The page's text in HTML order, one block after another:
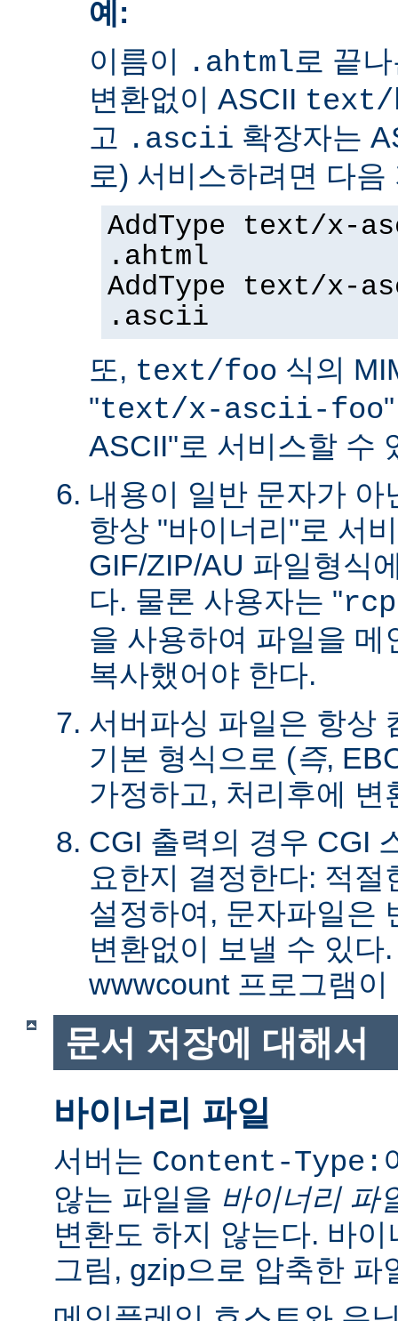
예:
이름이 .ahtml로 끝
변환없이 ASCII text/
고 .ascii 확장자는
로) 서비스하려면 다
AddType text/x-
.ahtml
AddType text/x-
.ascii
또, text/foo 식의
"text/x-ascii-foo
ASCII"로 서비스할 수
내용이 일반 문자가 아
항상 "바이너리"로 서
GIF/ZIP/AU 파일형식
다. 물론 사용자는 "
을 사용하여 파일을 메
복사했어야 한다.
서버파싱 파일은 항상
기본 형식으로 (즉,
가정하고, 처리후에 변
CGI 출력의 경우 CGI
요한지 결정한다: 적
설정하여, 문자파일은
변환없이 보낼 수 있다
wwwcount 프로그램
문서 저장에 대해서
바이너리 파일
서버는 Content-Type:
않는 파일을 바이너리 파
변환도 하지 않는다. 바
그림, gzip으로 압축한 파